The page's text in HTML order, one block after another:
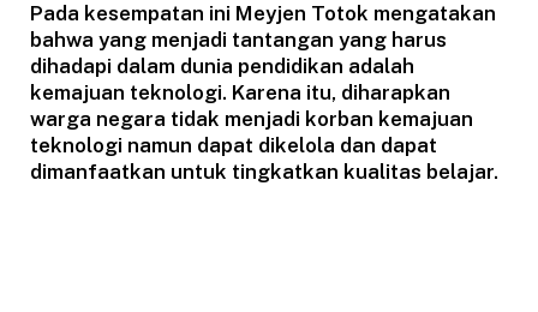
Pada kesempatan ini Meyjen Totok mengatakan
bahwa yang menjadi tantangan yang harus
dihadapi dalam dunia pendidikan adalah
kemajuan teknologi. Karena itu, diharapkan
warga negara tidak menjadi korban kemajuan
teknologi namun dapat dikelola dan dapat
dimanfaatkan untuk tingkatkan kualitas belajar.